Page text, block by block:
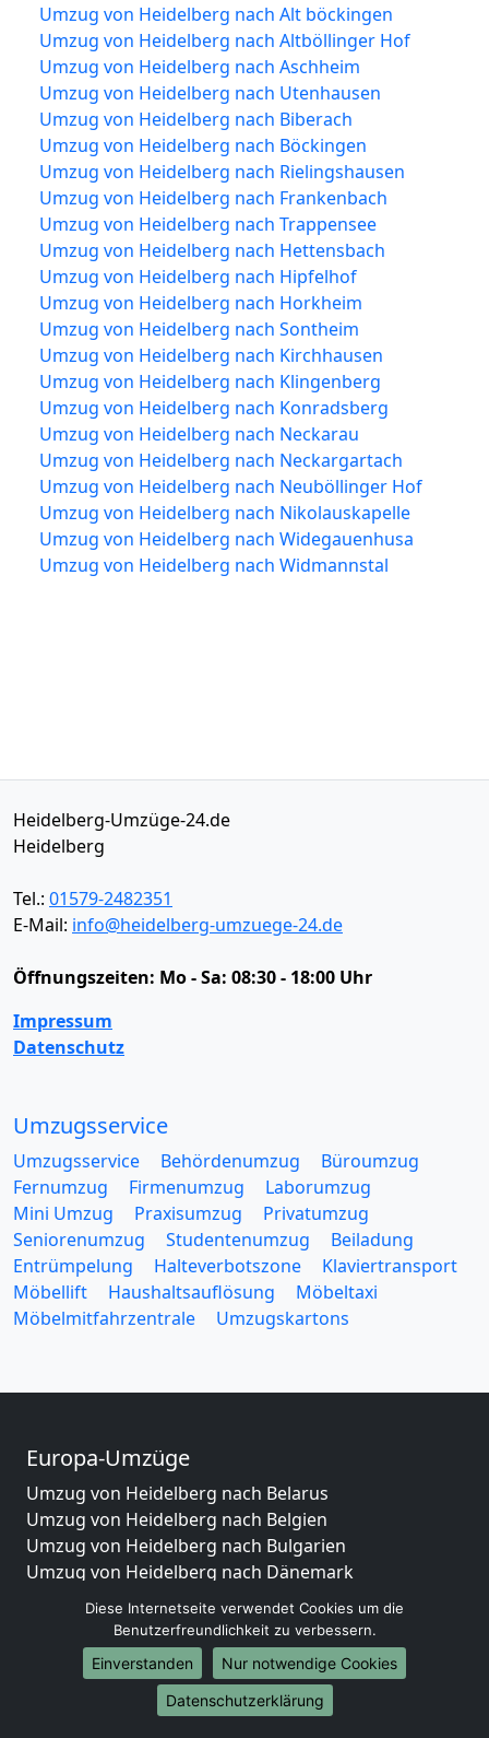
Umzug von Heidelberg nach Alt böckingen
Umzug von Heidelberg nach Altböllinger Hof
Umzug von Heidelberg nach Aschheim
Umzug von Heidelberg nach Utenhausen
Umzug von Heidelberg nach Biberach
Umzug von Heidelberg nach Böckingen
Umzug von Heidelberg nach Rielingshausen
Umzug von Heidelberg nach Frankenbach
Umzug von Heidelberg nach Trappensee
Umzug von Heidelberg nach Hettensbach
Umzug von Heidelberg nach Hipfelhof
Umzug von Heidelberg nach Horkheim
Umzug von Heidelberg nach Sontheim
Umzug von Heidelberg nach Kirchhausen
Umzug von Heidelberg nach Klingenberg
Umzug von Heidelberg nach Konradsberg
Umzug von Heidelberg nach Neckarau
Umzug von Heidelberg nach Neckargartach
Umzug von Heidelberg nach Neuböllinger Hof
Umzug von Heidelberg nach Nikolauskapelle
Umzug von Heidelberg nach Widegauenhusa
Umzug von Heidelberg nach Widmannstal
Heidelberg-Umzüge-24.de
Heidelberg
Tel.: 01579-2482351
E-Mail: info@heidelberg-umzuege-24.de
Öffnungszeiten: Mo - Sa: 08:30 - 18:00 Uhr
Impressum
Datenschutz
Umzugsservice
Umzugsservice Behördenumzug
Büroumzug
Fernumzug
Firmenumzug
Laborumzug
Mini Umzug
Praxisumzug
Privatumzug
Seniorenumzug
Studentenumzug
Beiladung
Entrümpelung
Halteverbotszone
Klaviertransport
Möbellift
Haushaltsauflösung
Möbeltaxi
Möbelmitfahrzentrale
Umzugskartons
Europa-Umzüge
Umzug von Heidelberg nach Belarus
Umzug von Heidelberg nach Belgien
Umzug von Heidelberg nach Bulgarien
Umzug von Heidelberg nach Dänemark
Umzug von Heidelberg nach England
Umzug von Heidelberg nach Portugal
Umzug von Heidelberg nach Bosnien
und Herzegowina
Umzug von Heidelberg nach Irland
Diese Internetseite verwendet Cookies um die
Benutzerfreundlichkeit zu verbessern.
Einverstanden
Nur notwendige Cookies
Datenschutzerklärung